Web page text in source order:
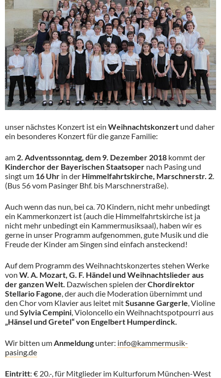
unser nächstes Konzert ist ein Weihnachtskonzert und daher
ein besonderes Konzert für die ganze Familie:
am 2. Adventssonntag, dem 9. Dezember 2018 kommt der
Kinderchor der Bayerischen Staatsoper nach Pasing und
singt um 16 Uhr in der Himmelfahrtskirche, Marschnerstr. 2.
(Bus 56 vom Pasinger Bhf. bis Marschnerstraße).
Auch wenn das nun, bei ca. 70 Kindern, nicht mehr unbedingt
ein Kammerkonzert ist (auch die Himmelfahrtskirche ist ja
nicht mehr unbedingt ein Kammermusiksaal), haben wir es
gerne in unser Programm aufgenommen, gute Musik und die
Freude der Kinder am Singen sind einfach ansteckend!
Auf dem Programm des Weihnachtskonzertes stehen Werke
von W. A. Mozart, G. F. Händel und Weihnachtslieder aus
der ganzen Welt. Dazwischen spielen derChordirektor
Stellario Fagone, der auch die Moderation übernimmt und
den Chor vom Klavier aus leitet mitSusanne Gargerle, Violine
und Sylvia Cempini, Violoncello ein Weihnachtspotpourri aus
„Hänsel und Gretel“ von Engelbert Humperdinck.
Wir bitten umAnmeldung unter: info@kammermusik-
pasing.de
Eintritt: € 20.-, für Mitglieder im Kulturforum München-West